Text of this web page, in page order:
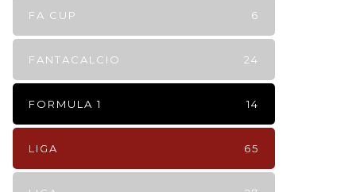
FA CUP 6
FANTACALCIO 24
FORMULA 1 14
LIGA 65